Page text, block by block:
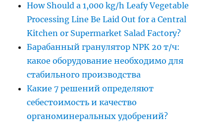
How Should a 1,000 kg/h Leafy Vegetable
Processing Line Be Laid Out for a Central
Kitchen or Supermarket Salad Factory?
Барабанный гранулятор NPK 20 т/ч:
какое оборудование необходимо для
стабильного производства
Какие 7 решений определяют
себестоимость и качество
органоминеральных удобрений?